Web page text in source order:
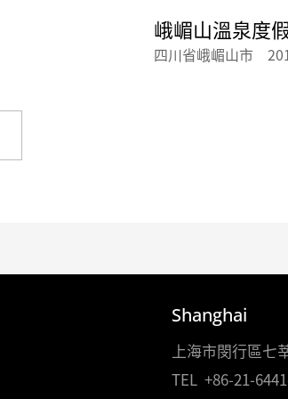
峨嵋山溫泉度
四川省峨嵋山市
Shanghai
上海市閔行區七
TEL +86-21-